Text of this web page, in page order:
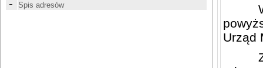
Spis adresów
W
Urząd